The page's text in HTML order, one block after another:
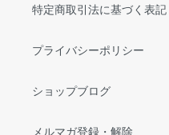
特定商取引法に基づく表記
プライバシーポリシー
ショップブログ
メルマガ登録・解除